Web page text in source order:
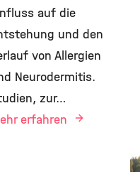
auf die
und den
von Allergien
Neurodermitis.
zur…
erfahren